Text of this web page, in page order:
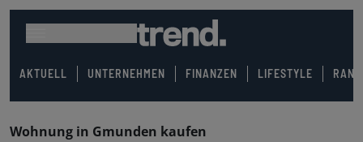
AKTUELL UNTERNEHMEN FINANZEN LIFESTYLE
Wohnung in Gmunden kaufen